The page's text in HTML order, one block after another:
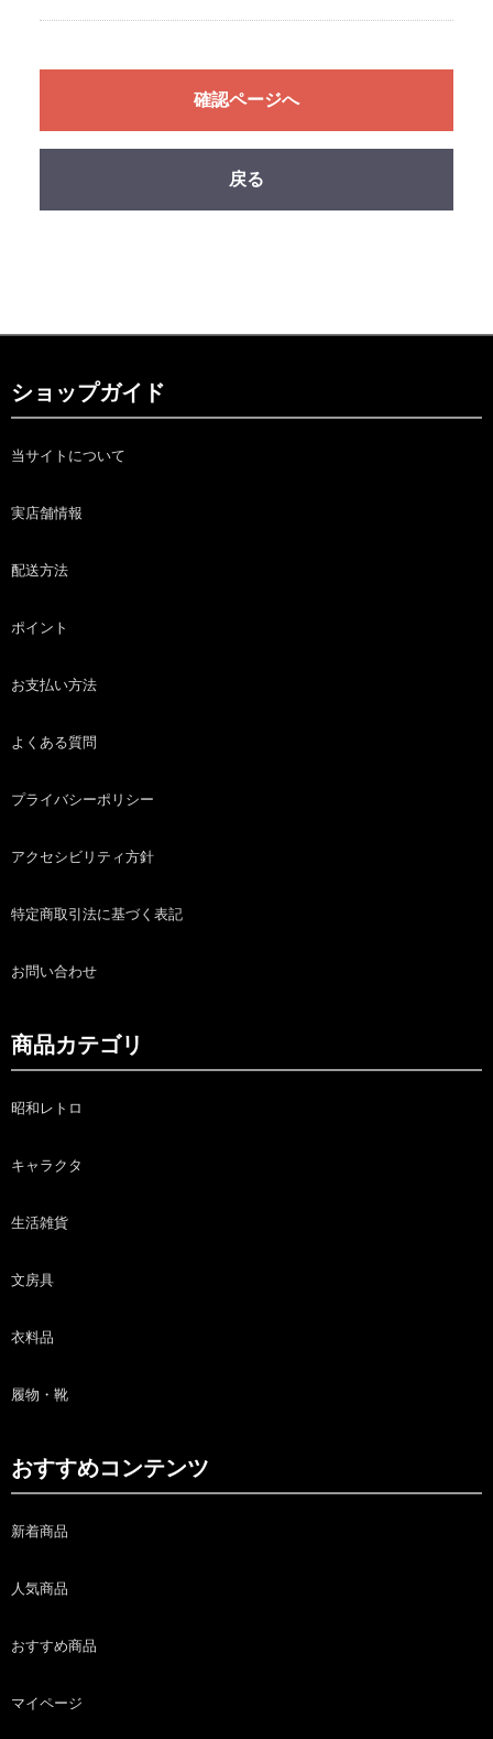
確認ページへ
戻る
ショップガイド
当サイトについて
実店舗情報
配送方法
ポイント
お支払い方法
よくある質問
プライバシーポリシー
アクセシビリティ方針
特定商取引法に基づく表記
お問い合わせ
商品カテゴリ
昭和レトロ
キャラクタ
生活雑貨
文房具
衣料品
履物・靴
おすすめコンテンツ
新着商品
人気商品
おすすめ商品
マイページ